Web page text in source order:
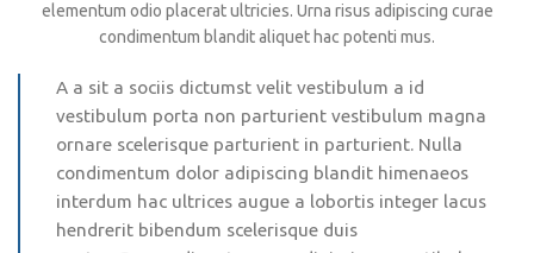
elementum odio placerat ultricies. Urna risus adipiscing curae
condimentum blandit aliquet hac potenti mus.
A a sit a sociis dictumst velit vestibulum a id
vestibulum porta non parturient vestibulum magna
ornare scelerisque parturient in parturient. Nulla
condimentum dolor adipiscing blandit himenaeos
interdum hac ultrices augue a lobortis integer lacus
hendrerit bibendum scelerisque duis